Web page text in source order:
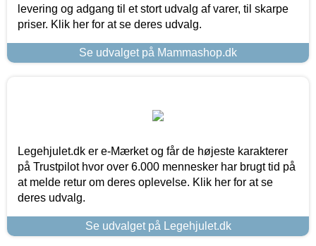
levering og adgang til et stort udvalg af varer, til skarpe
priser. Klik her for at se deres udvalg.
Se udvalget på Mammashop.dk
Legehjulet.dk er e-Mærket og får de højeste karakterer
på Trustpilot hvor over 6.000 mennesker har brugt tid på
at melde retur om deres oplevelse. Klik her for at se
deres udvalg.
Se udvalget på Legehjulet.dk